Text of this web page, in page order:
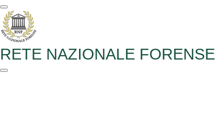
Vai
al
contenuto
principale
RETE NAZIONALE FORENSE